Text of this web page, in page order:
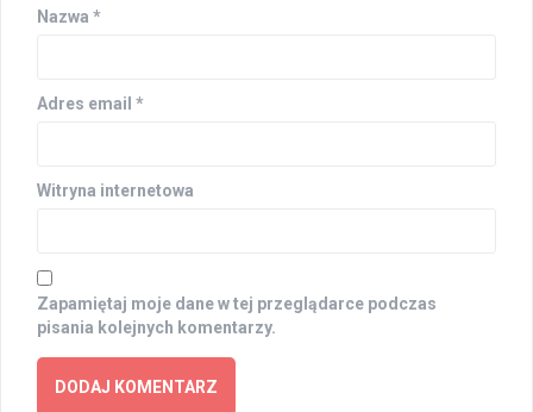
Nazwa *
Adres email *
Witryna internetowa
Zapamiętaj moje dane w tej przeglądarce podczas
pisania kolejnych komentarzy.